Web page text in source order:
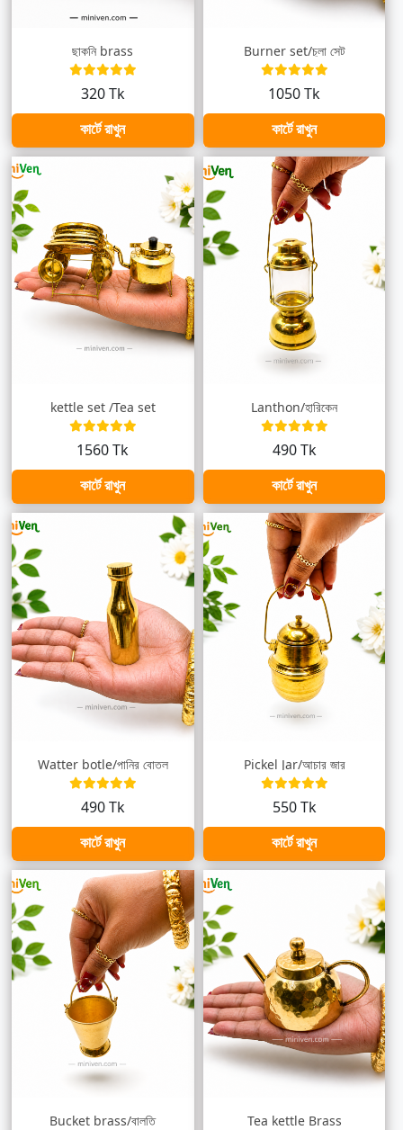
ছাকনি brass
320 Tk
কার্টে রাখুন
Burner set/চুলা সেট
1050 Tk
কার্টে রাখুন
kettle set /Tea set
1560 Tk
কার্টে রাখুন
Lanthon/হারিকেন
490 Tk
কার্টে রাখুন
Watter botle/পানির বোতল
490 Tk
কার্টে রাখুন
Pickel Jar/আচার জার
550 Tk
কার্টে রাখুন
Bucket brass/বালতি Tea kettle Brass